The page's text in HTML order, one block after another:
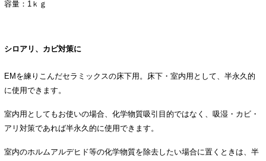
容量：1ｋｇ
シロアリ、カビ対策に
EMを練りこんだセラミックスの床下用。床下・室内用として、半永久的
に使用できます。
室内用としてもお使いの場合、化学物質吸引目的ではなく、吸湿・カビ・
アリ対策であれば半永久的に使用できます。
室内のホルムアルデヒド等の化学物質を除去したい場合に置くときは、半